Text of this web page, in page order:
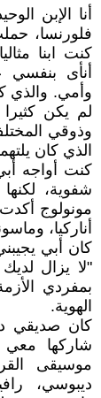
أنا الإبن
فلورنسا،
كنت ابنا
أنأى
وأمي. والذي
لم يكن كثيرا
وذوقي
الذي كان
كنت أواجه
شفوية،
مونولوج
أناركيا،
كان أبي
"لا يزال
بمفردي
الهوية.
كان صديقي
شاركها
موسيقى
ديبوسي،